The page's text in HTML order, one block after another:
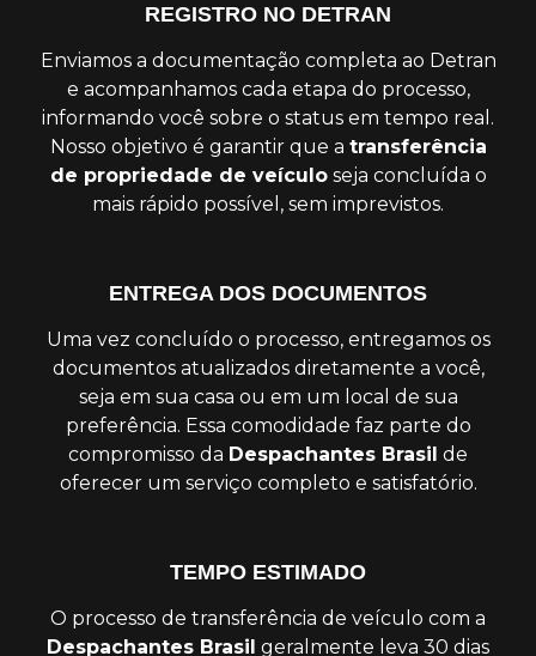
REGISTRO NO DETRAN
Enviamos a documentação completa ao Detran
e acompanhamos cada etapa do processo,
informando você sobre o status em tempo real.
Nosso objetivo é garantir que a transferência
de propriedade de veículoseja concluída o
mais rápido possível, sem imprevistos.
ENTREGA DOS DOCUMENTOS
Uma vez concluído o processo, entregamos os
documentos atualizados diretamente a você,
seja em sua casa ou em um local de sua
preferência. Essa comodidade faz parte do
compromisso da Despachantes Brasil de
oferecer um serviço completo e satisfatório.
TEMPO ESTIMADO
O processo de transferência de veículo com a
Despachantes Brasil geralmente leva 30 dias